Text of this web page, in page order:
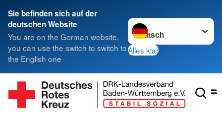
Sie befinden sich auf der
deutschen Website
You are on the German website,
you can use the switch to switch to
the English one
Sprache wechseln zu
Alles klar